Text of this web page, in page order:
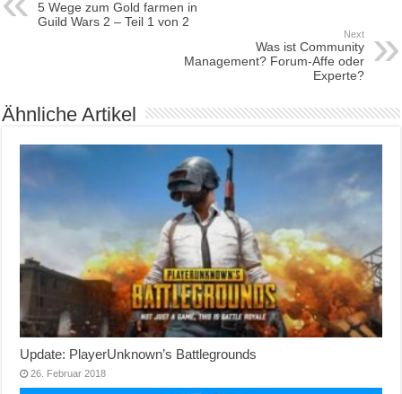
5 Wege zum Gold farmen in
Guild Wars 2 – Teil 1 von 2
Next
Was ist Community
Management? Forum-Affe oder
Experte?
Ähnliche Artikel
Update: PlayerUnknown’s Battlegrounds
26. Februar 2018